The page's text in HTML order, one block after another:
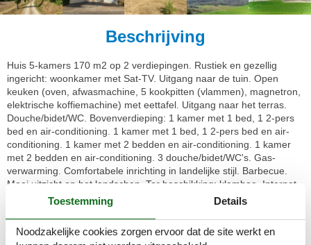
Beschrijving
Huis 5-kamers 170 m2 op 2 verdiepingen. Rustiek en gezellig
ingericht: woonkamer met Sat-TV. Uitgang naar de tuin. Open
keuken (oven, afwasmachine, 5 kookpitten (vlammen), magnetron,
elektrische koffiemachine) met eettafel. Uitgang naar het terras.
Douche/bidet/WC. Bovenverdieping: 1 kamer met 1 bed, 1 2-pers
bed en air-conditioning. 1 kamer met 1 bed, 1 2-pers bed en air-
conditioning. 1 kamer met 2 bedden en air-conditioning. 1 kamer
met 2 bedden en air-conditioning. 3 douche/bidet/WC's. Gas-
verwarming. Comfortabele inrichting in landelijke stijl. Barbecue.
Mooi uitzicht op het landschap. Ter beschikking: klamboe. Internet
(WiFi, gratis). Maximaal 2 huisdieren/honden toegestaan.
IT053014C2Z7EWODFS
Landhuis "Casale Poggio Lupinaio", vrijstaand, omgeven door
Toestemming Details
Noodzakelijke cookies zorgen ervoor dat de site werkt en